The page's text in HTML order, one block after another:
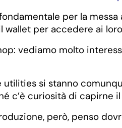
per la
per accedere ai
vediamo molto
si stanno
c’è curiosità di capirne
però, penso